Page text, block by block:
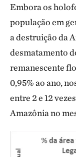
Embora os
população em
a destruição da
desmatamento
remanescente
0,95% ao ano,
entre 2 e 12
Amazônia no